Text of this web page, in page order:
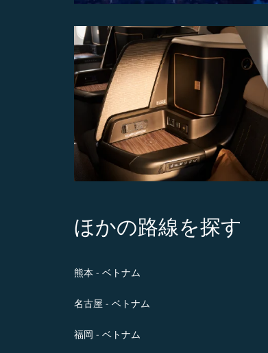
ほかの路線を探す
熊本 - ベトナム
名古屋 - ベトナム
福岡 - ベトナム